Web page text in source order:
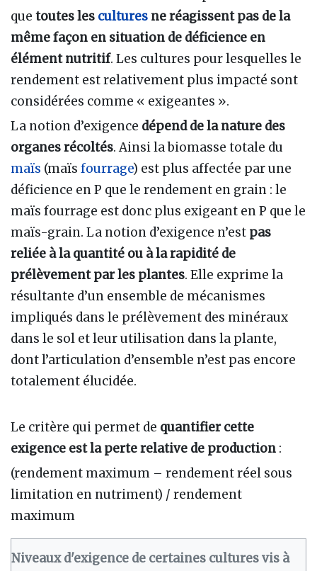
que toutes les cultures ne réagissent pas de la
même façon en situation de déficience en
élément nutritif. Les cultures pour lesquelles le
rendement est relativement plus impacté sont
considérées comme « exigeantes ».
La notion d’exigence dépend de la nature des
organes récoltés. Ainsi la biomasse totale du
maïs (maïs fourrage) est plus affectée par une
déficience en P que le rendement en grain : le
maïs fourrage est donc plus exigeant en P que le
maïs-grain. La notion d’exigence n’est pas
reliée à la quantité ou à la rapidité de
prélèvement par les plantes. Elle exprime la
résultante d’un ensemble de mécanismes
impliqués dans le prélèvement des minéraux
dans le sol et leur utilisation dans la plante,
dont l’articulation d’ensemble n’est pas encore
totalement élucidée.
Le critère qui permet de quantifier cette
exigence est la perte relative de production :
(rendement maximum – rendement réel sous
limitation en nutriment) / rendement
maximum
Niveaux d'exigence de certaines cultures vis à